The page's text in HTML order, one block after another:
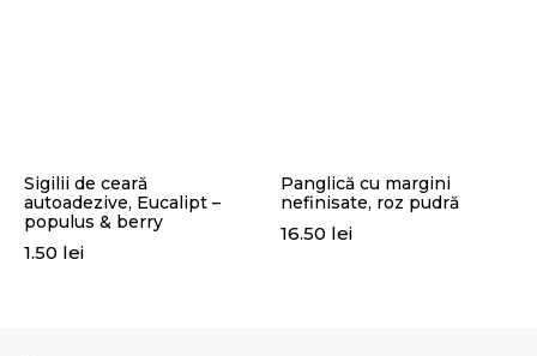
Sigilii de ceară
autoadezive, Eucalipt –
populus & berry
1.50 lei
Panglică cu margini
nefinisate, roz pudră
16.50 lei